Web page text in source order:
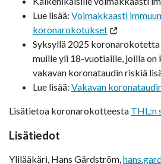
Lue lisää: Voimakkaasti
koronarokotukset
Syksyllä 2025 koronarokotetta
muille yli 18-vuotiaille, joilla on
vakavan koronataudin riskiä
Lue lisää: Vakavan
Lisätietoa koronarokotteesta THL:n
Lisätiedot
Ylilääkäri, Hans Gärdström,